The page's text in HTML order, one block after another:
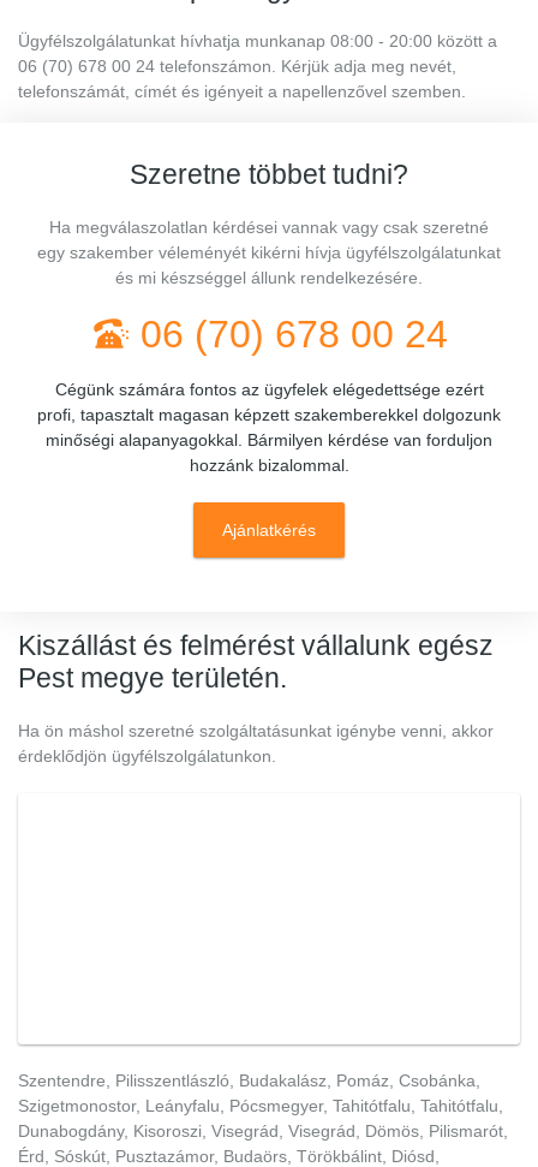
Ügyfélszolgálatunkat hívhatja munkanap 08:00 - 20:00 között a
06 (70) 678 00 24 telefonszámon. Kérjük adja meg nevét,
telefonszámát, címét és igényeit a napellenzővel szemben.
Szeretne többet tudni?
Ha megválaszolatlan kérdései vannak vagy csak szeretné
egy szakember véleményét kikérni hívja ügyfélszolgálatunkat
és mi készséggel állunk rendelkezésére.
06 (70) 678 00 24
Cégünk számára fontos az ügyfelek elégedettsége ezért
profi, tapasztalt magasan képzett szakemberekkel dolgozunk
minőségi alapanyagokkal. Bármilyen kérdése van forduljon
hozzánk bizalommal.
Ajánlatkérés
Kiszállást és felmérést vállalunk egész
Pest megye területén.
Ha ön máshol szeretné szolgáltatásunkat igénybe venni, akkor
érdeklődjön ügyfélszolgálatunkon.
Szentendre, Pilisszentlászló, Budakalász, Pomáz, Csobánka,
Szigetmonostor, Leányfalu, Pócsmegyer, Tahitótfalu, Tahitótfalu,
Dunabogdány, Kisoroszi, Visegrád, Visegrád, Dömös, Pilismarót,
Érd, Sóskút, Pusztazámor, Budaörs, Törökbálint, Diósd,